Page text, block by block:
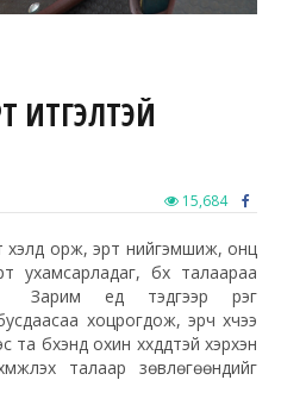
ИТГЭЛТЭЙ
15,684
хэлд орж, эрт нийгэмшиж, онц
ухамсарладаг, бүх талаараа
Зарим үед тэдгээр үүрэг
хоцрогдож, эрч хүчээ
бүхэнд охин хүүхдүүдтэй хэрхэн
талаар зөвлөгөөнүүдийг